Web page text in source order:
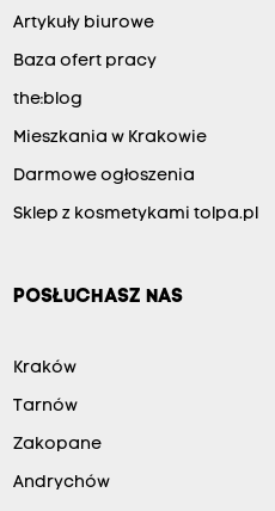
Artykuły biurowe
Baza ofert pracy
the:blog
Mieszkania w Krakowie
Darmowe ogłoszenia
Sklep z kosmetykami tolpa.pl
POSŁUCHASZ NAS
Kraków
Tarnów
Zakopane
Andrychów